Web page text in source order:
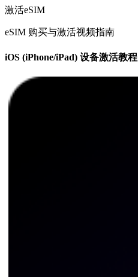
激活eSIM
eSIM 购买与激活视频指南
iOS (iPhone/iPad) 设备激活教程